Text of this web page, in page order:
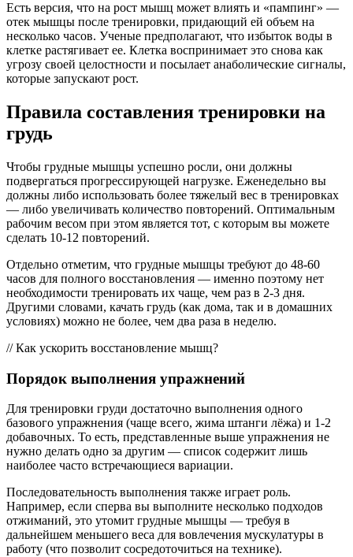
Есть версия, что на рост мышц может влиять и «пампинг» —
отек мышцы после тренировки, придающий ей объем на
несколько часов. Ученые предполагают, что избыток воды в
клетке растягивает ее. Клетка воспринимает это снова как
угрозу своей целостности и посылает анаболические сигналы,
которые запускают рост.
Правила составления тренировки на
грудь
Чтобы грудные мышцы успешно росли, они должны
подвергаться прогрессирующей нагрузке. Еженедельно вы
должны либо использовать более тяжелый вес в тренировках
— либо увеличивать количество повторений. Оптимальным
рабочим весом при этом является тот, с которым вы можете
сделать 10-12 повторений.
Отдельно отметим, что грудные мышцы требуют до 48-60
часов для полного восстановления — именно поэтому нет
необходимости тренировать их чаще, чем раз в 2-3 дня.
Другими словами, качать грудь (как дома, так и в домашних
условиях) можно не более, чем два раза в неделю.
// Как ускорить восстановление мышц?
Порядок выполнения упражнений
Для тренировки груди достаточно выполнения одного
базового упражнения (чаще всего, жима штанги лёжа) и 1-2
добавочных. То есть, представленные выше упражнения не
нужно делать одно за другим — список содержит лишь
наиболее часто встречающиеся вариации.
Последовательность выполнения также играет роль.
Например, если сперва вы выполните несколько подходов
отжиманий, это утомит грудные мышцы — требуя в
дальнейшем меньшего веса для вовлечения мускулатуры в
работу (что позволит сосредоточиться на технике).